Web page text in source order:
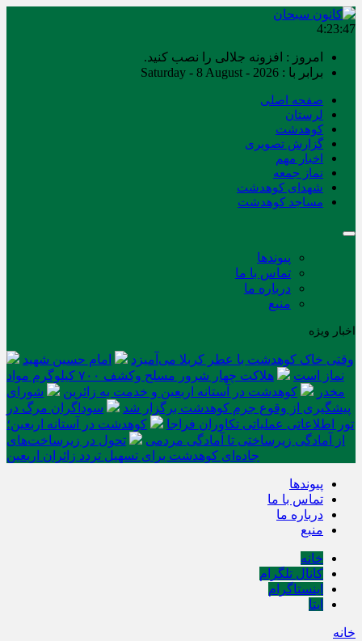
4:23:47
امروز : افزونه جلالی را نصب کنید.
برابر با : Saturday - 8 August - 2026
صفحه اصلی
لرستان
کوهدشت
گزارش تصویری
اخبار مهم
نماز جمعه
شهدای کوهدشت
مساجد کوهدشت
پیوندها
تماس با ما
درباره ما
منبع
اخبار ویژه
وقتی خاک کوهدشت با عطر کربلا می‌آمیزد
امام حسین شهید
نماز است
هلاکت چهار شرور مسلح وکشف ۷۰۰ کیلوگرم مواد
مخدر
کوهدشت در آستانه اربعین و خدمت‌ به زائرین
شورای
پیشگیری از وقوع جرم کوهدشت برگزار شد
سوداگران مرگ در
تور اطلاعاتی عملیاتی تکاوران فراجا
کوهدشت در آستانه اربعین؛
از آمادگی زیرساختی تا آمادگی مردمی
تحول در زیرساخت‌های
جاده‌ای کوهدشت برای تسهیل تردد زائران اربعین
پیوندها
تماس با ما
درباره ما
منبع
خانه
کانال تلگرام
اینستاگرام
ایتا
خانه